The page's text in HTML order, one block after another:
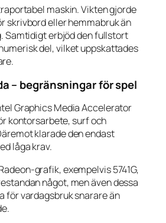
maskin. Vikten gjorde
skrivbord eller hemmabruk än
Samtidigt erbjöd den fullstort
del, vilket uppskattades
– begränsningar för spel
Graphics Media Accelerator
kontorsarbete, surf och
klarade den endast
låga krav.
grafik, exempelvis 5741G,
något, men även dessa
för vardagsbruk snarare än